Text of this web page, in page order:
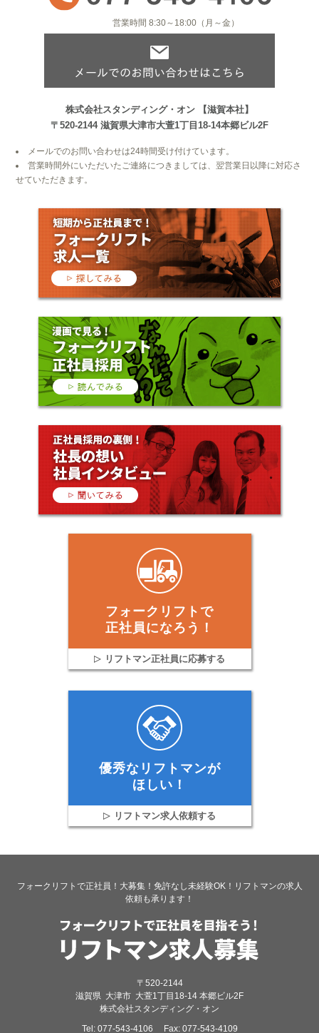
営業時間 8:30～18:00（月～金）
株式会社スタンディング・オン
【滋賀本社】
〒520-2144 滋賀県大津市大萱1丁目18-14本郷ビル2F
メールでのお問い合わせは24時間受け付けています。
営業時間外にいただいたご連絡につきましては、翌営業日以降に対応さ
せていただきます。
フォークリフトで
正社員になろう！
リフトマン正社員に応募する
優秀なリフトマンが
ほしい！
リフトマン求人依頼する
フォークリフトで正社員！大募集！免許なし未経験OK！リフトマンの求人
依頼も承ります！
〒520-2144
滋賀県 大津市 大萱1丁目18-14 本郷ビル2F
株式会社スタンディング・オン
Tel: 077-543-4106 Fax: 077-543-4109